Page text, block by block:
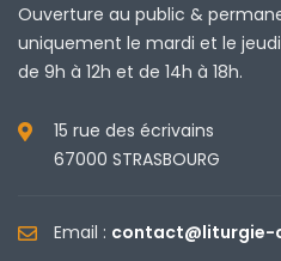
Ouverture au public &
uniquement le mardi et le jeudi
de 9h à 12h et de 14h à 18h.
15 rue des écrivains
67000 STRASBOURG
Email : contact@liturgie-